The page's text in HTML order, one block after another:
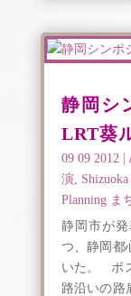
静岡シ
LRT葵
09 09 2012
演,
Planning ま
静岡市が
つ、静岡都
いた。 ポ
路沿いの路